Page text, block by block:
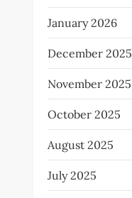
January 2026
December 2025
November 2025
October 2025
August 2025
July 2025